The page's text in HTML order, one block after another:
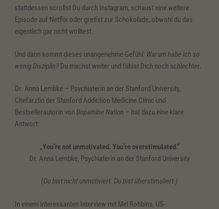
stattdessen scrollst Du durch Instagram, schaust eine weitere
Episode auf Netflix oder greifst zur Schokolade, obwohl du das
eigentlich gar nicht wolltest.
Und dann kommt dieses unangenehme Gefühl: Warum habe ich so
wenig Disziplin? Du machst weiter und fühlst Dich noch schlechter.
Dr. Anna Lembke – Psychiaterin an der Stanford University,
Chefärztin der Stanford Addiction Medicine Clinic und
Bestsellerautorin von Dopamine Nation – hat dazu eine klare
Antwort:
„You’re not unmotivated. You’re overstimulated.“
Dr. Anna Lembke, Psychiaterin an der Stanford University
(Du bist nicht unmotiviert. Du bist überstimuliert.)
In einem interessanten Interview mit Mel Robbins, US-